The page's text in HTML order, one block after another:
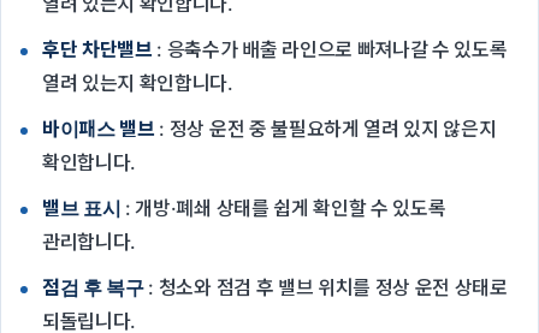
후단 차단밸브 : 응축수가 배출 라인으로 빠져나갈 수 있도록
열려 있는지 확인합니다.
바이패스 밸브 : 정상 운전 중 불필요하게 열려 있지 않은지
확인합니다.
밸브 표시 : 개방·폐쇄 상태를 쉽게 확인할 수 있도록
관리합니다.
점검 후 복구: 청소와 점검 후 밸브 위치를 정상 운전 상태로
되돌립니다.